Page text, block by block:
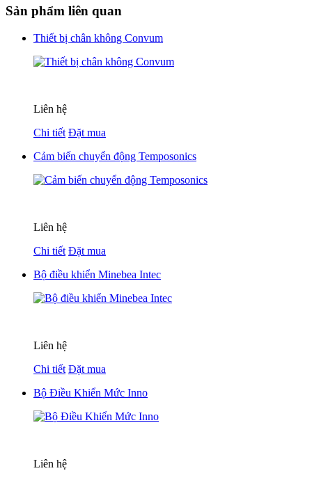
Sản phẩm liên quan
Thiết bị chân không Convum
Liên hệ
Chi tiết Đặt mua
Cảm biến chuyển động Temposonics
Liên hệ
Chi tiết Đặt mua
Bộ điều khiển Minebea Intec
Liên hệ
Chi tiết Đặt mua
Bộ Điều Khiển Mức Inno
Liên hệ